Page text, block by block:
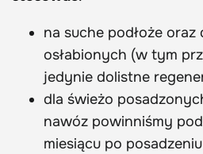
na suche podłoże
osłabionych (w tym
jedynie dolistne
dla świeżo
nawóz powinniśmy
miesiącu po